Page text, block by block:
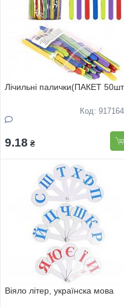
Лічильні палички(ПАКЕТ
Код:
9.18 ₴
Віяло літер, українска мова